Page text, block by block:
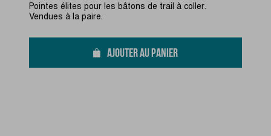
Pointes élites pour les bâtons de trail à coller.
Vendues à la paire.
AJOUTER AU PANIER